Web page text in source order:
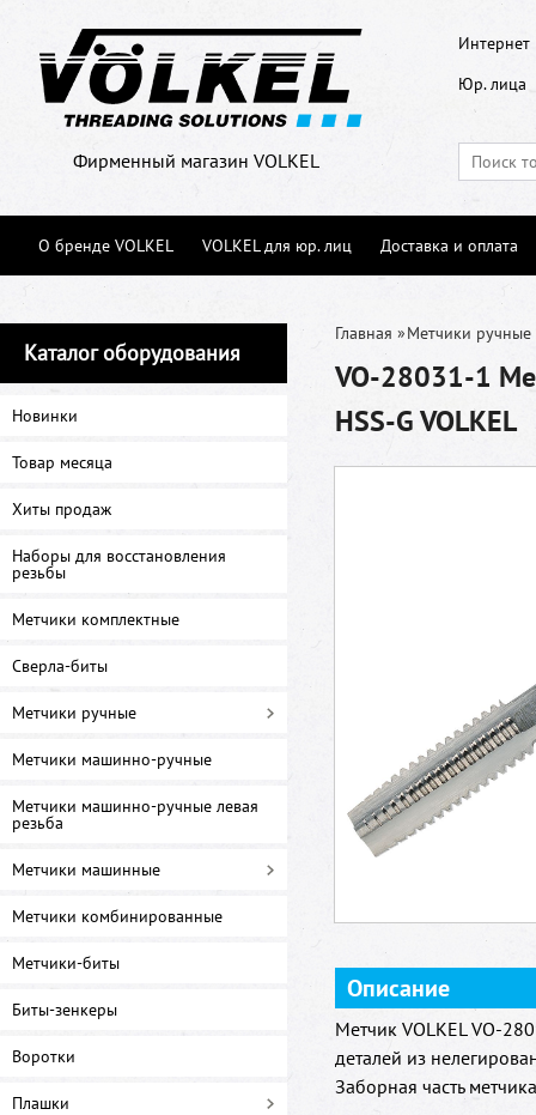
Фирменный магазин VOLKEL
Интернет
Юр. лица
О бренде VOLKEL VOLKEL для юр. лиц Доставка и оплата
Каталог оборудования
Новинки
Товар месяца
Хиты продаж
Наборы для восстановления
резьбы
Метчики комплектные
Сверла-биты
Метчики ручные
Метчики машинно-ручные
Метчики машинно-ручные левая
резьба
Метчики машинные
Метчики комбинированные
Метчики-биты
Биты-зенкеры
Воротки
Плашки
Главная »Метчики ручные
VO-28031-1
HSS-G VOLKEL
Описание
Метчик VOLKEL VO-
деталей из
Заборная часть